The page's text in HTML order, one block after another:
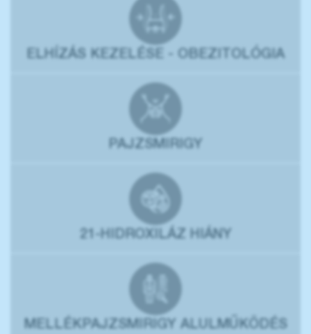
ELHÍZÁS KEZELÉSE - OBEZITOLÓGIA
PAJZSMIRIGY
21-HIDROXILÁZ HIÁNY
MELLÉKPAJZSMIRIGY ALULMŰKÖDÉS